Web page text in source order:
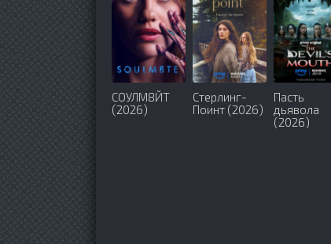
СОУЛМ8ЙТ
(2026)
Стерлинг-
Поинт (2026)
Пасть
дьявола
(2026)